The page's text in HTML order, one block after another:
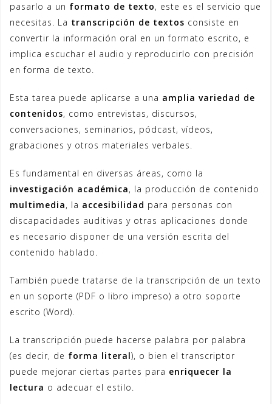
pasarlo a un formato de texto, este es el servicio que
necesitas. La transcripción de textos consiste en
convertir la información oral en un formato escrito, e
implica escuchar el audio y reproducirlo con precisión
en forma de texto.
Esta tarea puede aplicarse a una amplia variedad de
contenidos, como entrevistas, discursos,
conversaciones, seminarios, pódcast, vídeos,
grabaciones y otros materiales verbales.
Es fundamental en diversas áreas, como la
investigación académica, la producción de contenido
multimedia, la accesibilidad para personas con
discapacidades auditivas y otras aplicaciones donde
es necesario disponer de una versión escrita del
contenido hablado.
También puede tratarse de la transcripción de un texto
en un soporte (PDF o libro impreso) a otro soporte
escrito (Word).
La transcripción puede hacerse palabra por palabra
(es decir, de forma literal), o bien el transcriptor
puede mejorar ciertas partes para enriquecer la
lectura o adecuar el estilo.